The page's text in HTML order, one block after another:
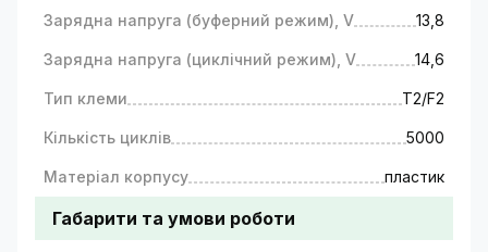
Зарядна напруга (буферний режим), V 13,8
Зарядна напруга (циклічний режим), V 14,6
Тип клеми T2/F2
Кількість циклів 5000
Матеріал корпусу пластик
Габарити та умови роботи